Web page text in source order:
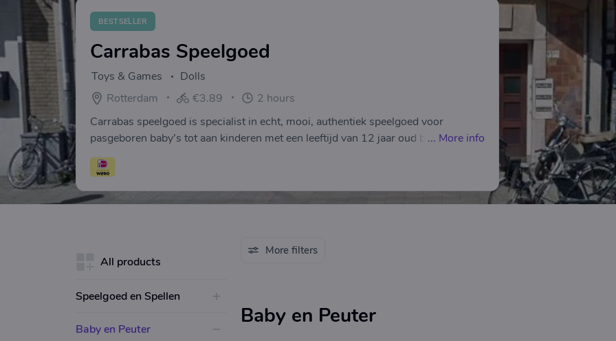
BESTSELLER
Carrabas Speelgoed
Toys & Games
Dolls
Rotterdam
€3.89
2 hours
Carrabas speelgoed is specialist in echt, mooi, authentiek speelgoed voor
pasgeboren baby’s tot aan kinderen met een leeftijd van 12 jaar oud binnen een
winkelpand van 245 m².
... More info
All products
Speelgoed en Spellen
Baby en Peuter
More filters
Baby en Peuter